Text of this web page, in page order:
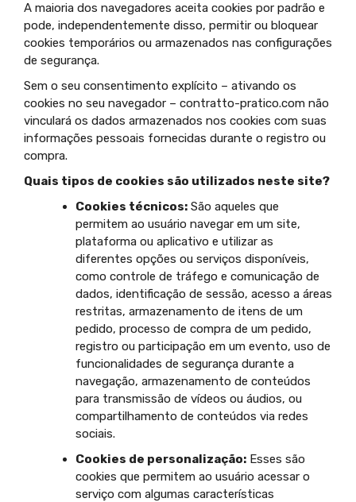
A maioria dos navegadores aceita cookies por padrão e
pode, independentemente disso, permitir ou bloquear
cookies temporários ou armazenados nas configurações
de segurança.
Sem o seu consentimento explícito – ativando os
cookies no seu navegador – contratto-pratico.com não
vinculará os dados armazenados nos cookies com suas
informações pessoais fornecidas durante o registro ou
compra.
Quais tipos de cookies são utilizados neste site?
Cookies técnicos: São aqueles que
permitem ao usuário navegar em um site,
plataforma ou aplicativo e utilizar as
diferentes opções ou serviços disponíveis,
como controle de tráfego e comunicação de
dados, identificação de sessão, acesso a áreas
restritas, armazenamento de itens de um
pedido, processo de compra de um pedido,
registro ou participação em um evento, uso de
funcionalidades de segurança durante a
navegação, armazenamento de conteúdos
para transmissão de vídeos ou áudios, ou
compartilhamento de conteúdos via redes
sociais.
Cookies de personalização: Esses são
cookies que permitem ao usuário acessar o
serviço com algumas características